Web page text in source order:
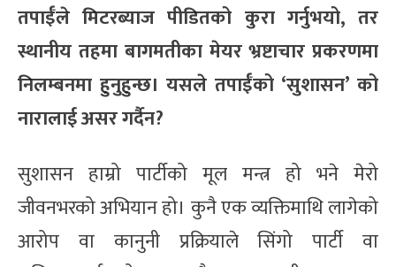
तपाईँले मिटरब्याज पीडितको कुरा गर्नुभयो, तर
स्थानीय तहमा बागमतीका मेयर भ्रष्टाचार प्रकरणमा
निलम्बनमा हुनुहुन्छ। यसले तपाईँको ‘सुशासन’ को
नारालाई असर गर्दैन?
सुशासन हाम्रो पार्टीको मूल मन्त्र हो भने मेरो
जीवनभरको अभियान हो। कुनै एक व्यक्तिमाथि लागेको
आरोप वा कानुनी प्रक्रियाले सिंगो पार्टी वा